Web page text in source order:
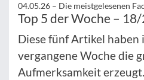
04.05.26 – Die meistgelesenen
Top 5 der Woche –
Diese fünf Artikel haben
vergangene Woche die
Aufmerksamkeit erzeugt.